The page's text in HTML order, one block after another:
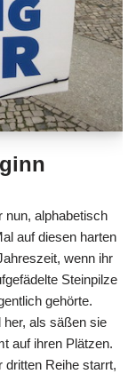
nun, alphabetisch
auf diesen harten
wenn ihr
Steinpilze
gehörte.
her, als säßen sie
auf ihren Plätzen.
dritten Reihe starrt,